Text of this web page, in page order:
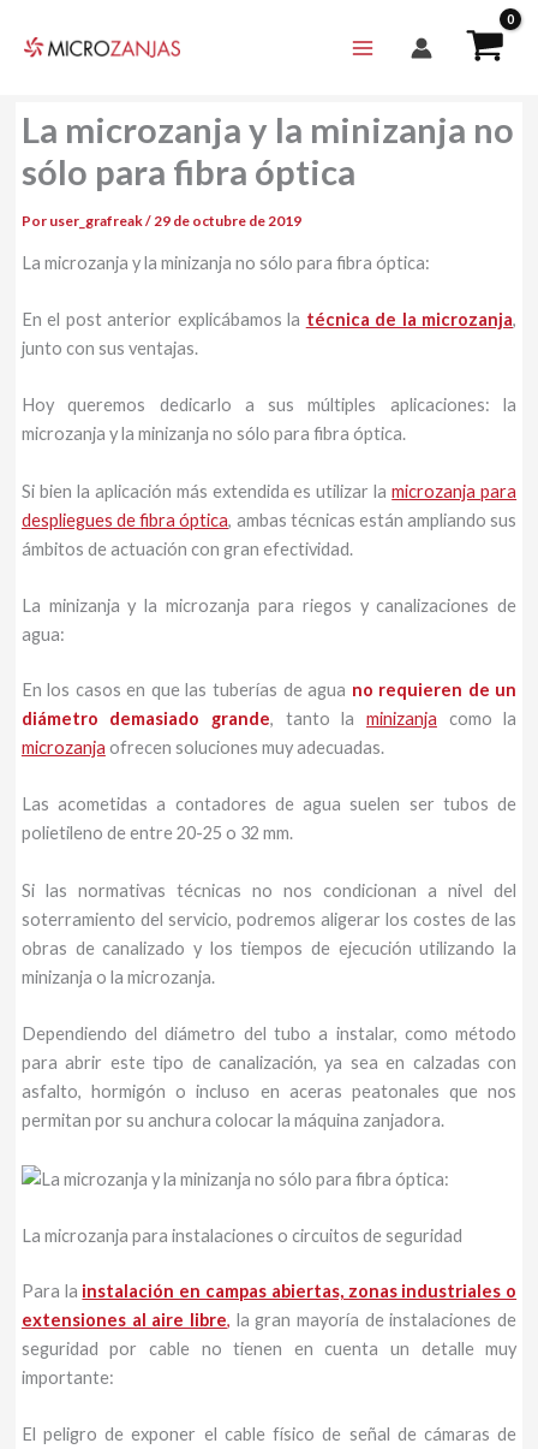
La microzanja y la minizanja no
sólo para fibra óptica
Por user_grafreak/29 de octubre de 2019
La microzanja y la minizanja no sólo para fibra óptica:
En el post anterior explicábamos la técnica de la microzanja,
junto con sus ventajas.
Hoy queremos dedicarlo a sus múltiples aplicaciones: la
microzanja y la minizanja no sólo para fibra óptica.
Si bien la aplicación más extendida es utilizar lamicrozanja para
despliegues de fibra óptica, ambas técnicas están ampliando sus
ámbitos de actuación con gran efectividad.
La minizanja y la microzanja para riegos y canalizaciones de
agua:
En los casos en que las tuberías de agua no requieren de un
diámetro demasiado grande, tanto la minizanja como la
microzanja ofrecen soluciones muy adecuadas.
Las acometidas a contadores de agua suelen ser tubos de
polietileno de entre 20-25 o 32 mm.
Si las normativas técnicas no nos condicionan a nivel del
soterramiento del servicio, podremos aligerar los costes de las
obras de canalizado y los tiempos de ejecución utilizando la
minizanja o la microzanja.
Dependiendo del diámetro del tubo a instalar, como método
para abrir este tipo de canalización, ya sea en calzadas con
asfalto, hormigón o incluso en aceras peatonales que nos
permitan por su anchura colocar la máquina zanjadora.
La microzanja para instalaciones o circuitos de seguridad
Para la instalación en campas abiertas, zonas industriales o
extensiones al aire libre, la gran mayoría de instalaciones de
seguridad por cable no tienen en cuenta un detalle muy
importante:
El peligro de exponer el cable físico de señal de cámaras de